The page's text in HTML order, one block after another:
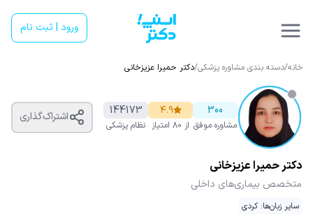
ورود | ثبت نام
خانه/دسته بندی مشاوره پزشکی/دکتر حمیرا عزیزخانی
300
مشاوره موفق
۴.۹
از ۸۰ امتیاز
144173
نظام پزشکی
اشتراک‌گذاری
دکتر حمیرا عزیزخانی
متخصص بیماری‌های داخلی
سایر زبان‌ها: کردی